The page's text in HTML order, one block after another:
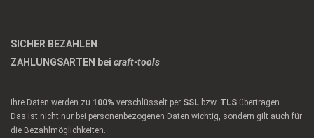
SICHER BEZAHLEN
ZAHLUNGSARTEN bei craft-tools
Ihre Daten werden zu 100% verschlüsselt per SSL bzw. TLS übertragen.
Das ist nicht nur bei personenbezogenen Daten wichtig, sondern gilt auch für
die Bezahlmöglichkeiten.